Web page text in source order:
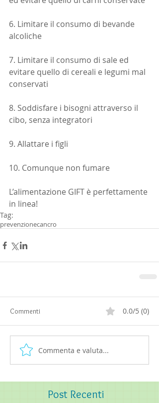
6. Limitare il consumo di bevande
alcoliche
7. Limitare il consumo di sale ed
evitare quello di cereali e legumi mal
conservati
8. Soddisfare i bisogni attraverso il
cibo, senza integratori
9. Allattare i figli
10. Comunque non fumare
L’alimentazione GIFT è perfettamente
in linea!
Tag:
prevenzionecancro
Commenti 0.0/5 (0)
Commenta e valuta...
Post Recenti